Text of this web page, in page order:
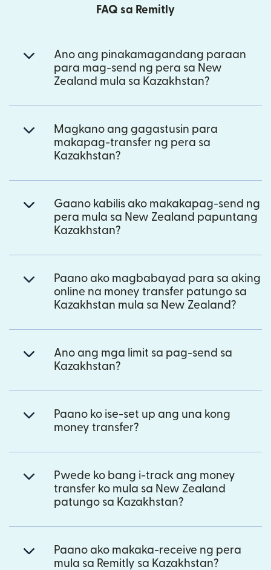
FAQ sa Remitly
Ano ang pinakamagandang paraan
para mag-send ng pera sa New
Zealand mula sa Kazakhstan?
Magkano ang gagastusin para
makapag-transfer ng pera sa
Kazakhstan?
Gaano kabilis ako makakapag-send ng
pera mula sa New Zealand papuntang
Kazakhstan?
Paano ako magbabayad para sa aking
online na money transfer patungo sa
Kazakhstan mula sa New Zealand?
Ano ang mga limit sa pag-send sa
Kazakhstan?
Paano ko ise-set up ang una kong
money transfer?
Pwede ko bang i-track ang money
transfer ko mula sa New Zealand
patungo sa Kazakhstan?
Paano ako makaka-receive ng pera
mula sa Remitly sa Kazakhstan?